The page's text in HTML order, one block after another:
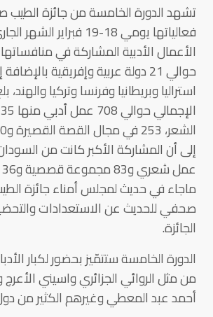
تشهد الدورة الخامسة من جائزة الطيب
فعالياتها يومي 18-19 فبراير
الأعمال الأدبية المشاركة في
حوالي 21 دولة عربية وإفريقية
استراليا وبريطانيا وفرنسا وتركيا والهند،
ماجاء في حديث لمجلس أمناء جائزة
صحفي للحديث عن الاستعدادات
الجائزة.
الدورة الخامسة ستتمّيز بحضور لكبار
من مثل الروائي الجزائري واسيني
أحمد عبد المعطي وغيرهم الكثير من